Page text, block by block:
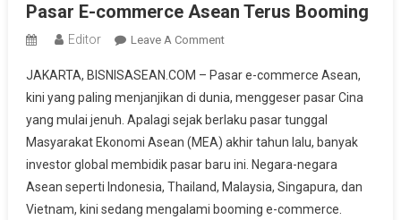
Pasar E-commerce Asean Terus Booming
Editor Leave A CommentOn
E-
Commerce
Asean
Terus
Booming
JAKARTA, BISNISASEAN.COM – Pasar e-commerce Asean,
kini yang paling menjanjikan di dunia, menggeser pasar Cina
yang mulai jenuh. Apalagi sejak berlaku pasar tunggal
Masyarakat Ekonomi Asean (MEA) akhir tahun lalu, banyak
investor global membidik pasar baru ini. Negara-negara
Asean seperti Indonesia, Thailand, Malaysia, Singapura, dan
Vietnam, kini sedang mengalami booming e-commerce.